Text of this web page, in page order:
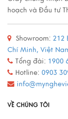
Quy trình sản
Xem thêm
Mô Hình Thuyền
hoạch và Đầu tư
Showroom: 212
Chí Minh, Việt
Tổng đài: 1900
Hotline: 0903
VỀ CHÚNG TÔI